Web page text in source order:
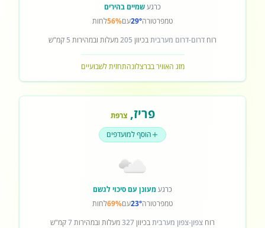
כרגעשמיים בהירים
טמפרטורה29°עם56%לחות
רוח דרום-דרום מערביתבכיוון 205מעלות ובמהירות 5 קמ"ש
מזג האוויר בברצלונהתחזית לשבועיים
פריז,צרפת
הוסף למועדפים
כרגעמעונן עם סיכוי לגשם
טמפרטורה23°עם69%לחות
רוח צפון-צפון מערביתבכיוון327מעלות ובמהירות7קמ"ש